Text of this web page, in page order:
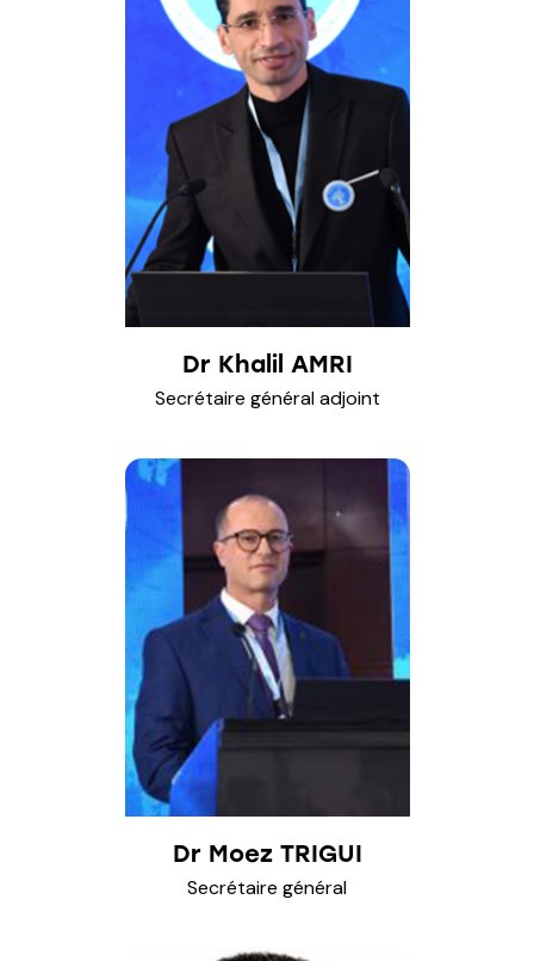
Dr Khalil AMRI
Secrétaire général adjoint
Dr Moez TRIGUI
Secrétaire général